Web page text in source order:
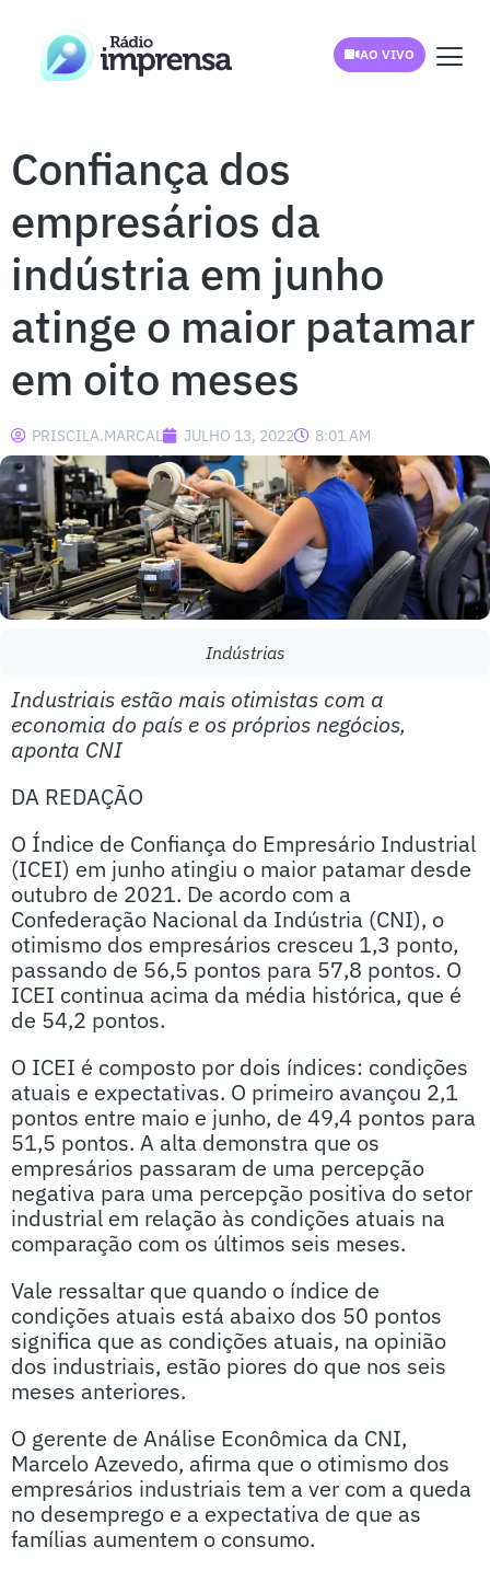
AO VIVO
Confiança dos
empresários da
indústria em junho
atinge o maior patamar
em oito meses
PRISCILA.MARCAL JULHO 13, 2022 8:01 AM
Indústrias
Industriais estão mais otimistas com a
economia do país e os próprios negócios,
aponta CNI
DA REDAÇÃO
O Índice de Confiança do Empresário Industrial
(ICEI) em junho atingiu o maior patamar desde
outubro de 2021. De acordo com a
Confederação Nacional da Indústria (CNI), o
otimismo dos empresários cresceu 1,3 ponto,
passando de 56,5 pontos para 57,8 pontos. O
ICEI continua acima da média histórica, que é
de 54,2 pontos.
O ICEI é composto por dois índices: condições
atuais e expectativas. O primeiro avançou 2,1
pontos entre maio e junho, de 49,4 pontos para
51,5 pontos. A alta demonstra que os
empresários passaram de uma percepção
negativa para uma percepção positiva do setor
industrial em relação às condições atuais na
comparação com os últimos seis meses.
Vale ressaltar que quando o índice de
condições atuais está abaixo dos 50 pontos
significa que as condições atuais, na opinião
dos industriais, estão piores do que nos seis
meses anteriores.
O gerente de Análise Econômica da CNI,
Marcelo Azevedo, afirma que o otimismo dos
empresários industriais tem a ver com a queda
no desemprego e a expectativa de que as
famílias aumentem o consumo.